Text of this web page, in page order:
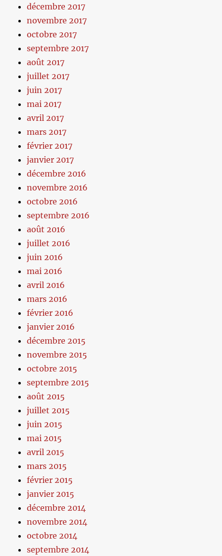
décembre 2017
novembre 2017
octobre 2017
septembre 2017
août 2017
juillet 2017
juin 2017
mai 2017
avril 2017
mars 2017
février 2017
janvier 2017
décembre 2016
novembre 2016
octobre 2016
septembre 2016
août 2016
juillet 2016
juin 2016
mai 2016
avril 2016
mars 2016
février 2016
janvier 2016
décembre 2015
novembre 2015
octobre 2015
septembre 2015
août 2015
juillet 2015
juin 2015
mai 2015
avril 2015
mars 2015
février 2015
janvier 2015
décembre 2014
novembre 2014
octobre 2014
septembre 2014